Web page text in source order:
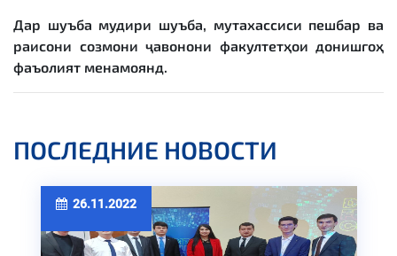
Дар шуъба мудири шуъба, мутахассиси пешбар ва
раисони созмони ҷавонони факултетҳои донишгоҳ
фаъолият менамоянд.
ПОСЛЕДНИЕ НОВОСТИ
26.11.2022